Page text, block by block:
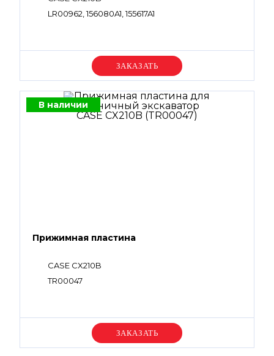
LR00962, 156080A1, 155617A1
Уточняйте цену
В наличии
Прижимная пластина
CASE CX210B
TR00047
Уточняйте цену